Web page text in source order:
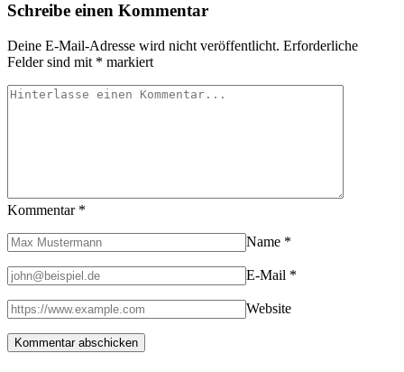
Light
Schreibe einen Kommentar
Deine E-Mail-Adresse wird nicht veröffentlicht. Erforderliche
Felder sind mit * markiert
Kommentar *
Name *
E-Mail *
Website